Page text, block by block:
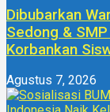
Dibubarkan
Sedong &
Korbankan
Agustus 7, 2026